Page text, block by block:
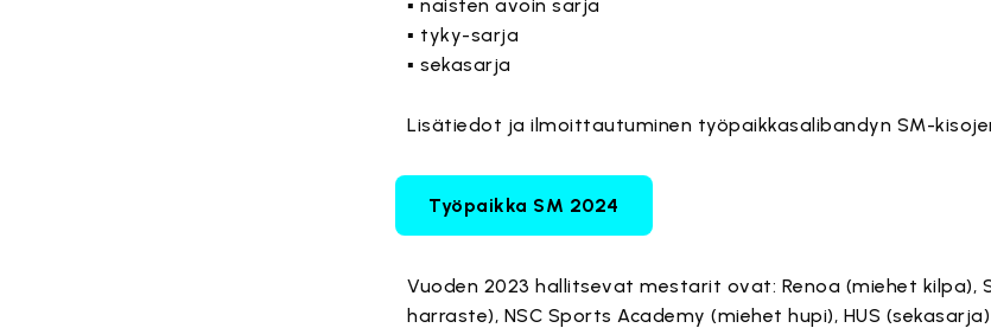
▪ naisten avoin sarja
▪ tyky-sarja
▪ sekasarja
Lisätiedot ja ilmoittautuminen työpaikkasalibandyn SM-
Työpaikka SM 2024
Vuoden 2023 hallitsevat mestarit ovat: Renoa (miehet kilpa),
harraste), NSC Sports Academy (miehet hupi), HUS